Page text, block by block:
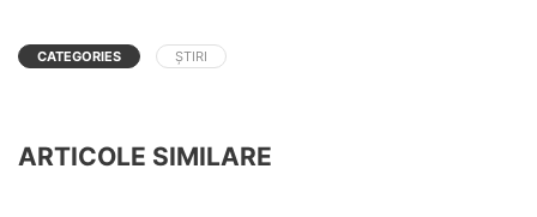
CATEGORIES ȘTIRI
ARTICOLE SIMILARE